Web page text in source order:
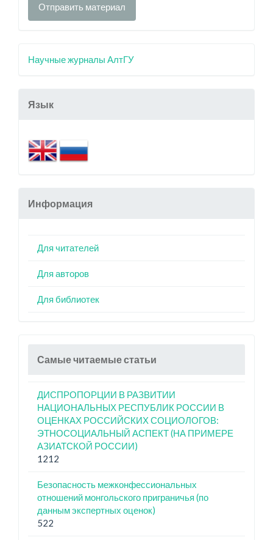
Отправить материал
Научные журналы АлтГУ
Язык
Информация
Для читателей
Для авторов
Для библиотек
Самые читаемые статьи
ДИСПРОПОРЦИИ В РАЗВИТИИ
НАЦИОНАЛЬНЫХ РЕСПУБЛИК РОССИИ В
ОЦЕНКАХ РОССИЙСКИХ СОЦИОЛОГОВ:
ЭТНОСОЦИАЛЬНЫЙ АСПЕКТ (НА ПРИМЕРЕ
АЗИАТСКОЙ РОССИИ)
1212
Безопасность межконфессиональных
отношений монгольского приграничья (по
данным экспертных оценок)
522